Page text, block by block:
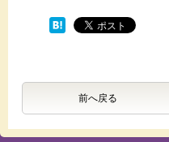
前へ戻る